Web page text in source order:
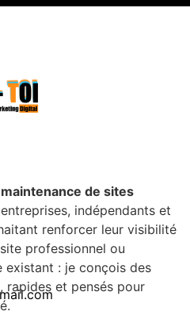
de sites
indépendants et
renforcer leur visibilité
professionnel ou
existant : je conçois des
rapides et pensés pour